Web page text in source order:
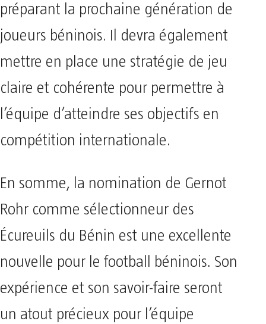
préparant la prochaine génération de
joueurs béninois. Il devra également
mettre en place une stratégie de jeu
claire et cohérente pour permettre à
l’équipe d’atteindre ses objectifs en
compétition internationale.
En somme, la nomination de Gernot
Rohr comme sélectionneur des
Écureuils du Bénin est une excellente
nouvelle pour le football béninois. Son
expérience et son savoir-faire seront
un atout précieux pour l’équipe